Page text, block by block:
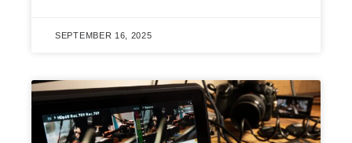
SEPTEMBER 16, 2025